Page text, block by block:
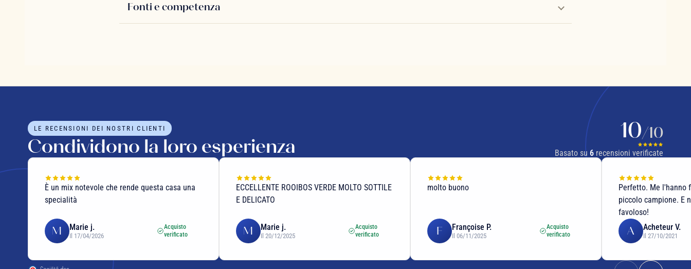
Fonti e competenza
LE RECENSIONI DEI NOSTRI CLIENTI
Condividono la loro esperienza
10/10
Basato su6 recensioni verificate
È un mix notevole che rende questa casa una
specialità
M Marie j.
Il 17/04/2026
Acquisto
verificato
ECCELLENTE ROOIBOS VERDE MOLTO SOTTILE
E DELICATO
M Marie j.
Il 20/12/2025
Acquisto
verificato
molto buono
F Françoise P.
Il 06/11/2025
Acquisto
verificato
Perfetto. Me l'hanno
piccolo campione. E
favoloso!
A Acheteur V.
Il 27/10/2021